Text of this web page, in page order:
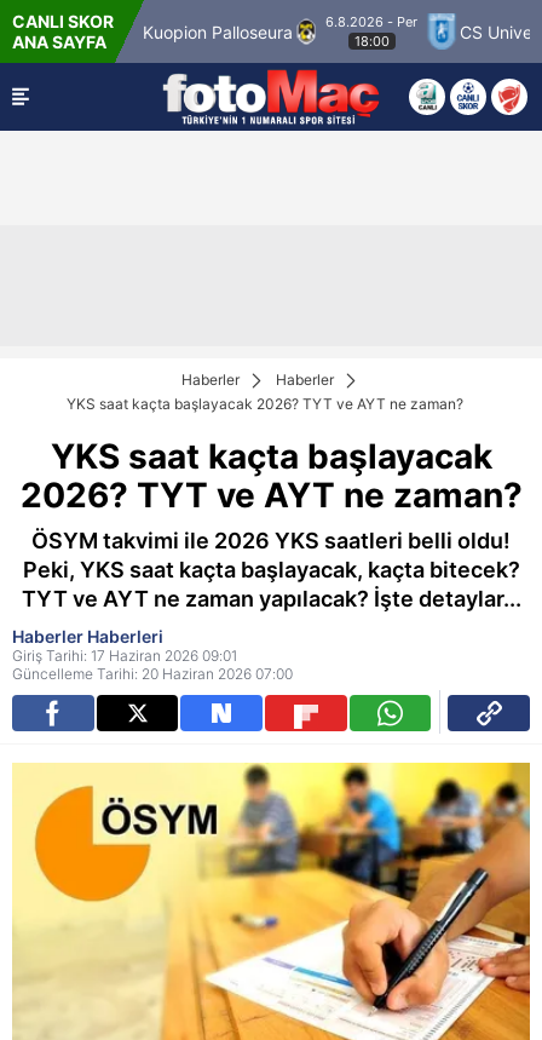
CANLI SKOR
ANA SAYFA
12 Kuopion Palloseura
6.8.2026 - Per
18:00
CS
Haberler
Haberler
YKS saat kaçta başlayacak 2026? TYT ve AYT ne zaman?
YKS saat kaçta başlayacak
2026? TYT ve AYT ne zaman?
ÖSYM takvimi ile 2026 YKS saatleri belli oldu!
Peki, YKS saat kaçta başlayacak, kaçta bitecek?
TYT ve AYT ne zaman yapılacak? İşte detaylar...
Haberler Haberleri
Giriş Tarihi: 17 Haziran 2026 09:01
Güncelleme Tarihi: 20 Haziran 2026 07:00